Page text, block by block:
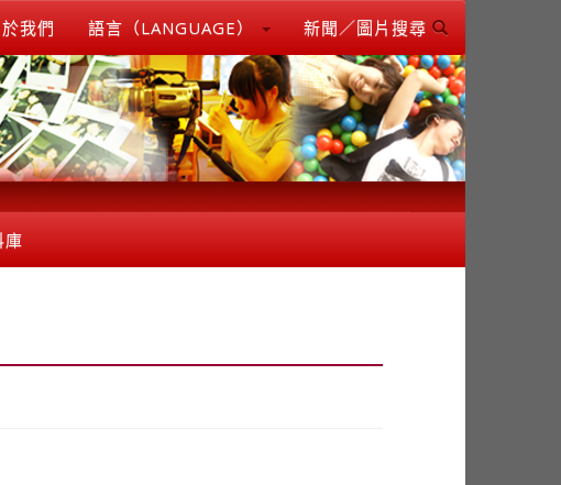
我們 語言（LANGUAGE） 新聞／圖片搜尋
庫